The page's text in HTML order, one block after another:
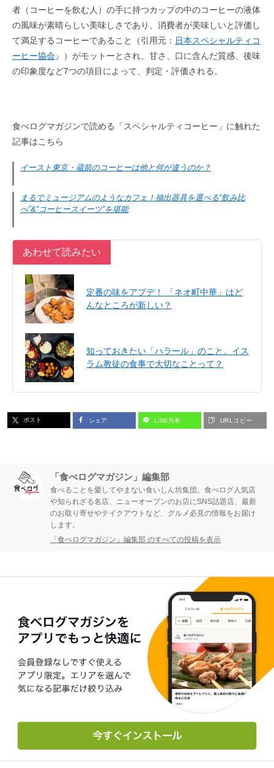
者（コーヒーを飲む人）の手に持つカップの中のコーヒーの液体
の風味が素晴らしい美味しさであり、消費者が美味しいと評価し
て満足するコーヒーであること（引用元： 日本スペシャルティコ
ーヒー協会』）がモットーとされ、甘さ、口に含んだ質感、後味
の印象度など7つの項目によって、判定・評価される。
食べログマガジンで読める「スペシャルティコーヒー」に触れた
記事はこちら
イースト東京・蔵前のコーヒーは他と何が違うのか？
まるでミュージアムのようなカフェ！抽出器具を選べる“飲み比
べ”&“コーヒースイーツ”を堪能
あわせて読みたい
定番の味をアプデ！ 「ネオ町中華」はど
んなところが新しい？
知っておきたい「ハラール」のこと。イス
ラム教徒の食事で大切なことって？
ポスト シェア LINE共有 URLコピー
「食べログマガジン」編集部
食べることを愛してやまない食いしん坊集団。食べログ人気店
や知られざる名店、ニューオープンのお店にSNS話題店、最新
のお取り寄せやテイクアウトなど、グルメ必見の情報をお届け
します。
「食べログマガジン」編集部 のすべての投稿を表示